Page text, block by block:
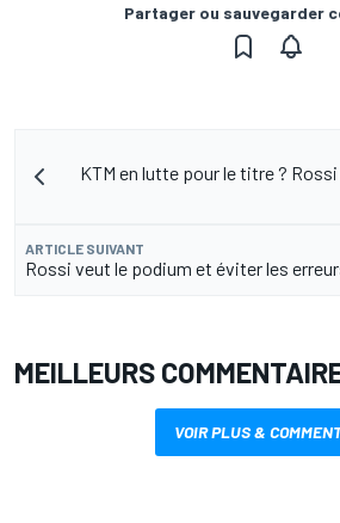
Partager ou sauvegarder
KTM en lutte pour le titre ?
ARTICLE SUIVANT
Rossi veut le podium et éviter les
MEILLEURS
VOIR PLUS &